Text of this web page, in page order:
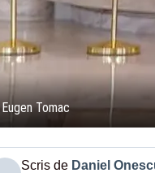
Eugen Tomac
Scris de Daniel